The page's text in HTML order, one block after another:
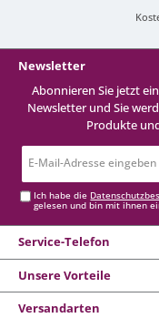
Newsletter
Abonnieren Sie jetzt
Newsletter und Sie
Produkte
Ich habe die
gelesen und bin mit ihnen
Service-Telefon
Unsere Vorteile
Versandarten